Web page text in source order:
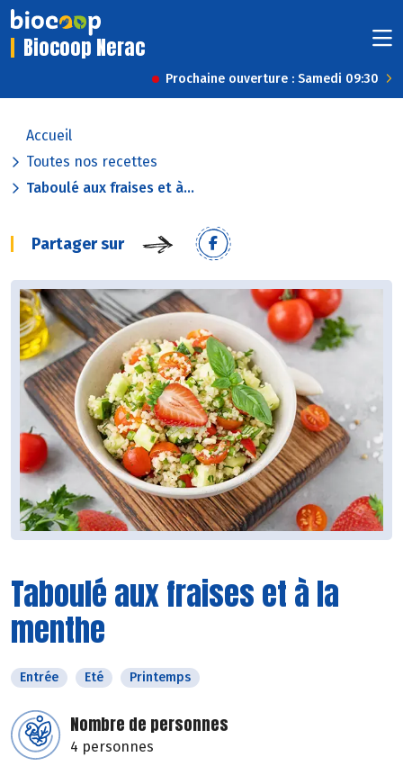
Biocoop Nerac
Prochaine ouverture : Samedi 09:30
Accueil
Toutes nos recettes
Taboulé aux fraises et à...
Partager sur
Taboulé aux fraises et à la
menthe
Entrée Eté Printemps
Nombre de personnes
4 personnes